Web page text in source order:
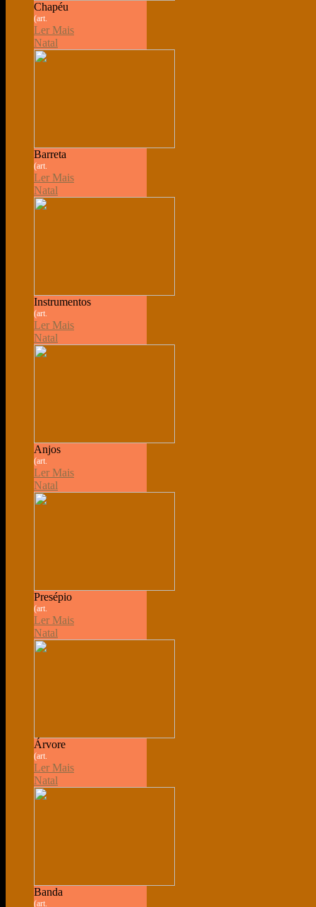
Chapéu
(art.
Ler Mais
Natal
Barreta
(art.
Ler Mais
Natal
Instrumentos
(art.
Ler Mais
Natal
Anjos
(art.
Ler Mais
Natal
Presépio
(art.
Ler Mais
Natal
Árvore
(art.
Ler Mais
Natal
Banda
(art.